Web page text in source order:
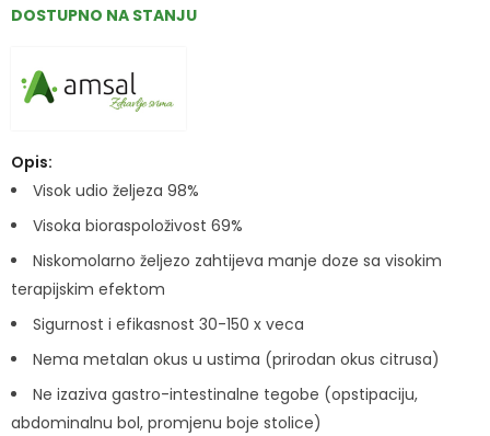
DOSTUPNO NA STANJU
Opis:
Visok udio željeza 98%
Visoka bioraspoloživost 69%
Niskomolarno željezo zahtijeva manje doze sa visokim
terapijskim efektom
Sigurnost i efikasnost 30-150 x veca
Nema metalan okus u ustima (prirodan okus citrusa)
Ne izaziva gastro-intestinalne tegobe (opstipaciju,
abdominalnu bol, promjenu boje stolice)